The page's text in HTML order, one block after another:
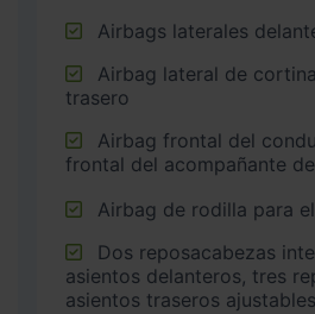
Airbags laterales
trasero
frontal del acompañante
Airbag de rodilla para
asientos delanteros, tres
asientos traseros